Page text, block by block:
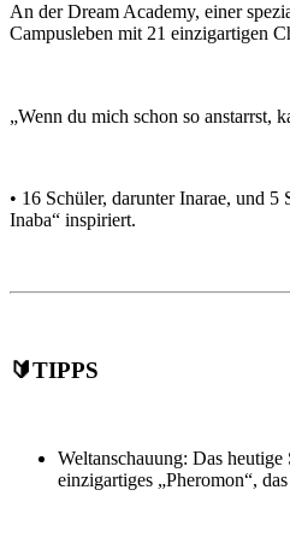
An der Dream Academy, einer
Campusleben mit 21 einzigartigen
„Wenn du mich schon so anstarrst,
• 16 Schüler, darunter Inarae, und
Inaba“ inspiriert.
🔰TIPPS
Weltanschauung: Das
einzigartiges „Pheromon“,